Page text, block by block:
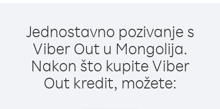
Jednostavno pozivanje s
Viber Out u Mongolija.
Nakon što kupite Viber
Out kredit, možete: